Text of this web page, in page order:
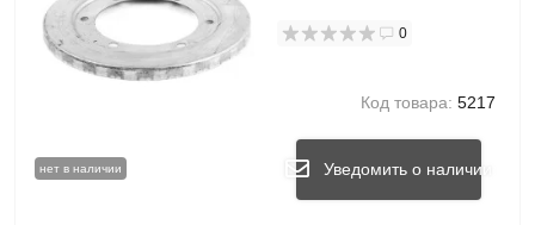
нет в наличии
0
Код товара: 5217
Уведомить о наличии